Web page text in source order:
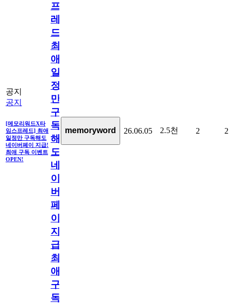
공지
공지
[메모리워드X타
임스프레드] 최애
일정만 구독해도
네이버페이 지급!
최애 구독 이벤트
OPEN!
프
레
드]
최
애
일
정
만
구
독
해
도
네
이
버
페
이
지
급!
최
애
구
독
memoryword 26.06.05 2.5천 2 2